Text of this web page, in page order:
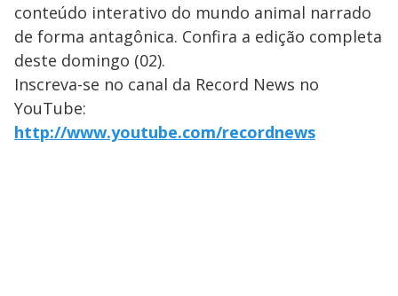
conteúdo interativo do mundo animal narrado
de forma antagônica. Confira a edição completa
deste domingo (02).
Inscreva-se no canal da Record News no
YouTube:
http://www.youtube.com/recordnews